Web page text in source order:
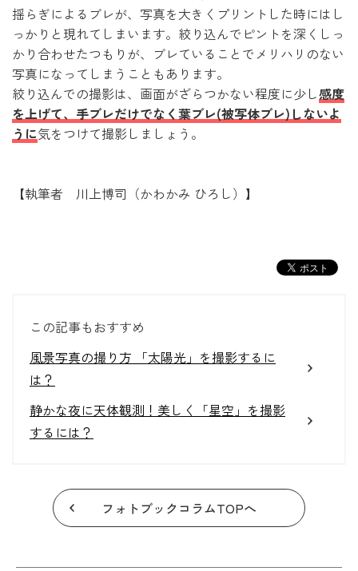
揺らぎによるブレが、写真を大きくプリントした時にはし
っかりと現れてしまいます。絞り込んでピントを深くしっ
かり合わせたつもりが、ブレていることでメリハリのない
写真になってしまうこともあります。
絞り込んでの撮影は、画面がざらつかない程度に少し感度
を上げて、手ブレだけでなく葉ブレ(被写体ブレ)しないよ
うに気をつけて撮影しましょう。
【執筆者 川上博司（かわかみ ひろし）】
この記事もおすすめ
風景写真の撮り方 「太陽光」を撮影するに
は？
静かな夜に天体観測！美しく「星空」を撮影
するには？
フォトブックコラムTOPへ